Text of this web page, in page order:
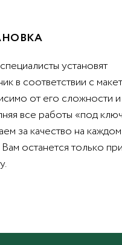
установят
в соответствии с
от его сложности и
все работы «под
за качество на каждом
Вам останется только